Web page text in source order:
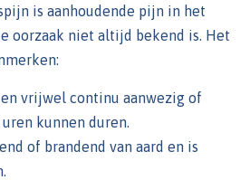
is aanhoudende pijn in het
oorzaak niet altijd bekend is. Het
vrijwel continu aanwezig of
kunnen duren.
of brandend van aard en is